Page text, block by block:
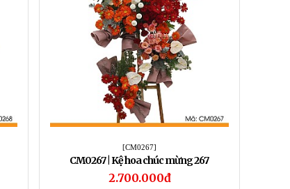
[CM0267]
CM0267 | Kệ hoa chúc mừng 267
2.700.000đ